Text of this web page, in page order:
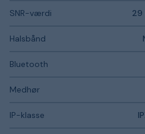
SNR-værdi 29
Halsbånd
Bluetooth
Medhør
IP-klasse